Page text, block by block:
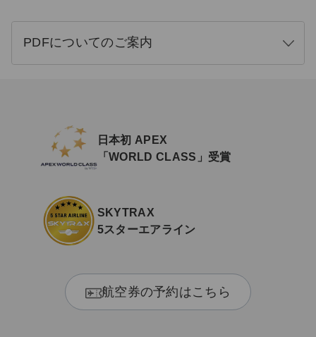
PDFについてのご案内
日本初 APEX
「WORLD CLASS」受賞
SKYTRAX
5スターエアライン
航空券の予約はこちら